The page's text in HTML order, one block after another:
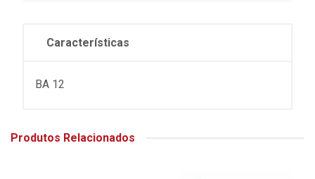
Características
BA 12
Produtos Relacionados